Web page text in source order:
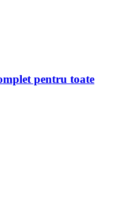
pentru toate